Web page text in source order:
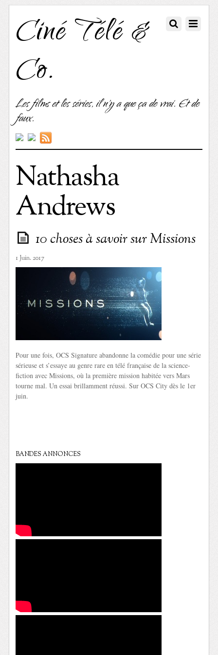
Ciné Télé &
Co.
Les films et les séries, il n'y a que ça de vrai. Et de
faux.
Nathasha
Andrews
10 choses à savoir sur Missions
1 Juin. 2017
Pour une fois, OCS Signature abandonne la comédie pour une série
sérieuse et s’essaye au genre rare en télé française de la science-
fiction avec Missions, où la première mission habitée vers Mars
tourne mal. Un essai brillamment réussi. Sur OCS City dès le 1er
juin.
BANDES ANNONCES